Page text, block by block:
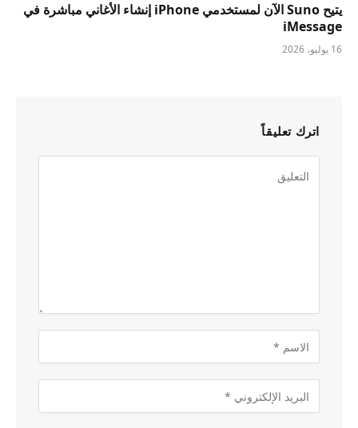
يتيح Suno الآن لمستخدمي iPhone إنشاء الأغاني مباشرة في
iMessage
16 يوليو، 2026
اترك تعليقاً